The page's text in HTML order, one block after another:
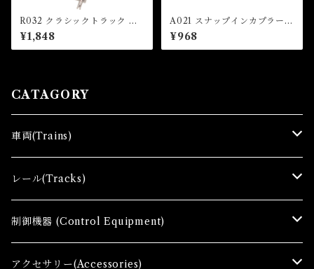
R032 クラシックトラック 曲
線レール R195-30°(6本入)
(CLASSIC TRACK Curved
Track R195mm 30 ° x 6 pc
¥1,848
A021 スナップインカプラー
ヨーロッパ型カプラーセット
(短) 6個入 (SNAP IN COUP
LER EUROPEAN TYPE CO
¥968
CATAGORY
車両(Trains)
Ｚゲージ車両(Ｔ) Zgauge Trains
Ｚゲージスターターセット(G) Z Starter sets
Zゲージファーストセット(E) Z First Sets
レール(Tracks)
レール(R)Tracks
レールセット(R) Track Sets
制御機器 (Control Equipment)
制御機器（Ｃ＆ＲＣ）Control Equipment
アクセサリー(Accessories)